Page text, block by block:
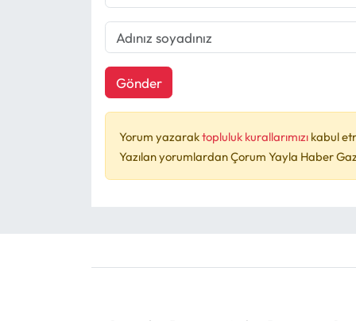
Gönder
Yorum yazaraktopluluk kurallarımızı kabul
Yazılan yorumlardan Çorum Yayla Haber